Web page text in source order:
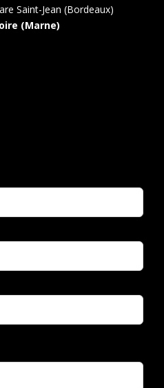
Saint-Jean (Bordeaux)
(Marne)